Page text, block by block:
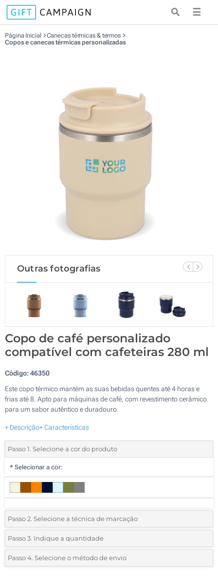
☰
Página Inicial
Canecas térmicas & termos
Copos e canecas térmicas personalizadas
Outras fotografias
Copo de café personalizado
compatível com cafeteiras 280 ml
Código:46350
Este copo térmico mantém as suas bebidas quentes até 4 horas e
frias até 8. Apto para máquinas de café, com revestimento cerâmico
para um sabor autêntico e duradouro.
+ Descrição+ Características
Passo 1. Selecione a cor do produto
* Selecionar a cor:
Passo 2. Selecione a técnica de marcação
*Selecione o tipo de marcação e as cores do logotipo:
Gravação a laser (Num lado)
Passo 3. Indique a quantidade
*Quantidade mínima:5
Passo 4. Selecione o método de envio